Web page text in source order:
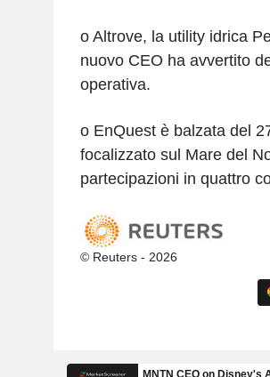
o Altrove, la utility idrica
nuovo CEO ha avvertito
operativa.
o EnQuest è balzata del
focalizzato sul Mare del
partecipazioni in quattro
© Reuters - 2026